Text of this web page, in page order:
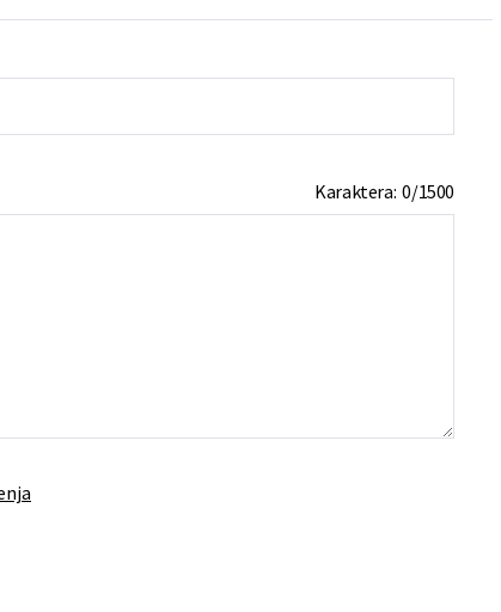
Karaktera:0/1500